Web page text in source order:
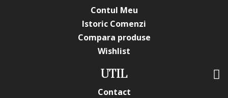
Contul Meu
Istoric Comenzi
Compara produse
Wishlist
UTIL
Contact